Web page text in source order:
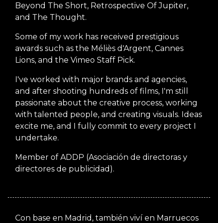
Beyond The Short, Retrospective Of Jupiter,
and The Thought.
Some of my work has received prestigious
awards such as the Méliès d'Argent, Cannes
Lions, and the Vimeo Staff Pick.
I've worked with major brands and agencies,
and after shooting hundreds of films, I'm still
passionate about the creative process, working
with talented people, and creating visuals. Ideas
excite me, and I fully commit to every project I
undertake.
Member of ADDP (Asociación de directoras y
directores de publicidad).
Con base en Madrid, también viví en Marruecos